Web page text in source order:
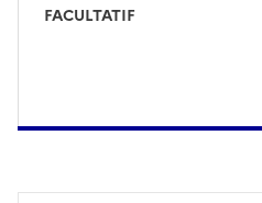
FACULTATIF